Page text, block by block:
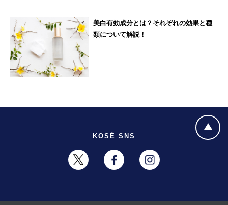
美白有効成分とは？それぞれの効果と種
類について解説！
KOSÉ SNS